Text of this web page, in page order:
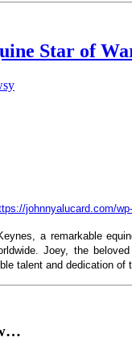
Star of
johnnyalucard.com/
a remarkable
Joey, the
talent and dedication of